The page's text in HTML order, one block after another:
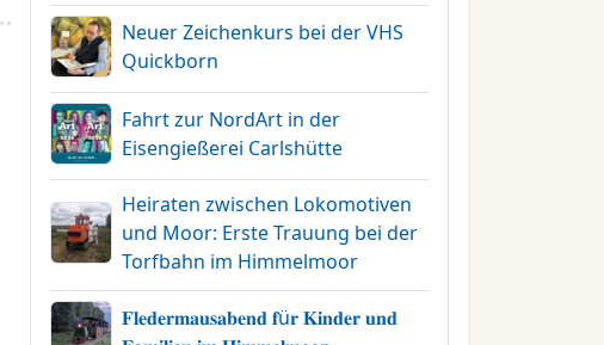
Neuer Zeichenkurs bei der VHS
Quickborn
Fahrt zur NordArt in der
Eisengießerei Carlshütte
Heiraten zwischen Lokomotiven
und Moor: Erste Trauung bei der
Torfbahn im Himmelmoor
𝐅𝐥𝐞𝐝𝐞𝐫𝐦𝐚𝐮𝐬𝐚𝐛𝐞𝐧𝐝 𝐟ü𝐫 𝐊𝐢𝐧𝐝𝐞𝐫 𝐮𝐧𝐝